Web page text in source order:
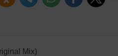
Mix)